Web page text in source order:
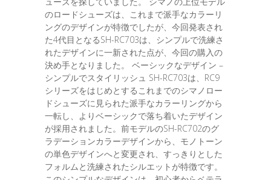
のロードシューズは、これまで派手なカラーリ
ングのデザインが特徴でしたが、今回発表され
た4代目となるSH-RC703は、シンプルで洗練さ
れたデザインに一新された点が、今回の購入の
決め手となりました。 ベーシックなデザイン –
シンプルでスタイリッシュ SH-RC703は、RC9
シリーズをはじめとするこれまでのシマノロー
ドシューズに見られた派手なカラーリングから
一転し、よりベーシックで落ち着いたデザイン
が採用されました。前モデルのSH-RC702のグ
ラデーションカラーデザインから、モノトーン
の単色デザインへと変更され、すっきりとした
フォルムと洗練されたシルエットが特徴です。